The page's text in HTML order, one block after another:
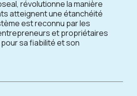
révolutionne la manière
atteignent une étanchéité
est reconnu par les
et propriétaires
sa fiabilité et son